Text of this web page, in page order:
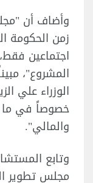
وأضاف أن
زمن الحكومة
اجتماعين
المشروع"،
الوزراء علي
خصوصاً في ما
والمالي".
وتابع
مجلس تطوير